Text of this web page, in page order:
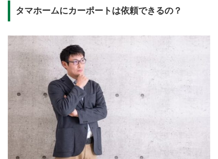
タマホームにカーポートは依頼できるの？